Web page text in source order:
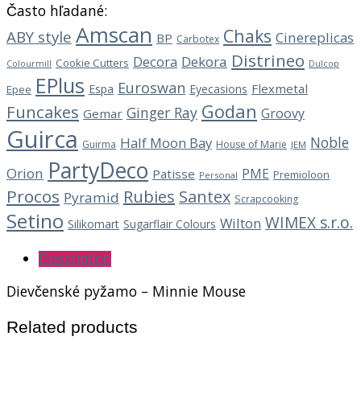
Často hľadané:
ABY style Amscan BP Carbotex Chaks Cinereplicas
Colourmill Cookie Cutters Decora Dekora Distrineo Dulcop
Epee EPlus Espa Euroswan Eyecasions Flexmetal
Funcakes Gemar Ginger Ray Godan Groovy
Guirca Guirma Half Moon Bay House of Marie JEM Noble
Orion PartyDeco Patisse Personal PME Premioloon
Procos Pyramid Rubies Santex Scrapcooking
Setino Silikomart Sugarflair Colours Wilton WIMEX s.r.o.
Description
Dievčenské pyžamo – Minnie Mouse
Related products